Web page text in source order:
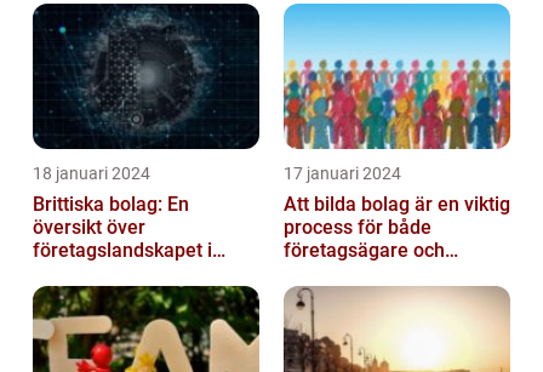
18 januari 2024
Brittiska bolag: En
översikt över
företagslandskapet i
17 januari 2024
Att bilda bolag är en viktig
process för både
företagsägare och
etablera en ...